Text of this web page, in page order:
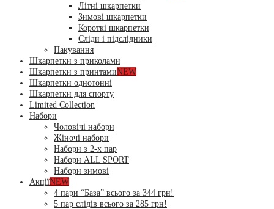
Літні шкарпетки
Зимові шкарпетки
Короткі шкарпетки
Сліди і підслідники
Пакування
Шкарпетки з приколами
Шкарпетки з принтамиNEW
Шкарпетки однотонні
Шкарпетки для спорту
Limited Collection
Набори
Чоловічі набори
Жіночі набори
Набори з 2-х пар
Набори ALL SPORT
Набори зимові
АкціїNEW
4 пари “База” всього за 344 грн!
5 пар слідів всього за 285 грн!